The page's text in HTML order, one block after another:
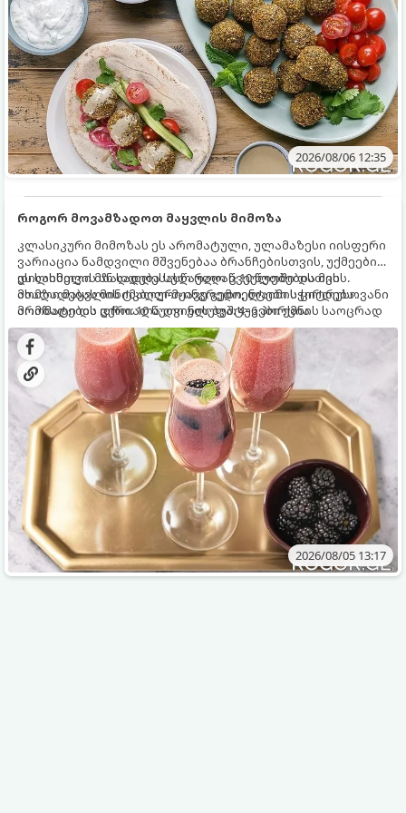
2026/08/06 12:35
როგორ მოვამზადოთ მაყვლის მიმოზა
კლასიკური მიმოზას ეს არომატული, ულამაზესი იისფერი
ვარიაცია ნამდვილი მშვენებაა ბრანჩებისთვის, უქმეების
დილისთვის ან სადღესასწაულო წვეულებებისთვის.
ახალი მაყვლის ტკბილ-მჟავე გემო, ლაიმის ციტრუსოვანი
არომატი და ცქრიალა ღვინის ბუშტუკები ქმნის საოცრად
დახვეწილ და მაგრილებელ კოქტეილს.
ეს სასმელი მზადდება სულ რაღაც 10 წუთში და მის
მომზადებას მინიმალური ინგრედიენტები სჭირდება.
მომზადების დრო: 10 წუთი ულუფა: 4–6 პორცია
2026/08/05 13:17